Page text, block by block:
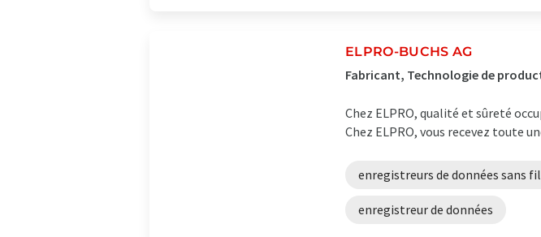
ELPRO-BUCHS AG
Fabricant, Technologie de
Chez ELPRO, qualité et sûreté
Chez ELPRO, vous recevez toute
enregistreurs de données sans fil
enregistreur de données